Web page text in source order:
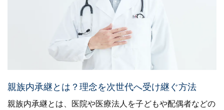
親族内承継とは？理念を次世代へ受け継ぐ方法
親族内承継とは、医院や医療法人を子どもや配偶者などの